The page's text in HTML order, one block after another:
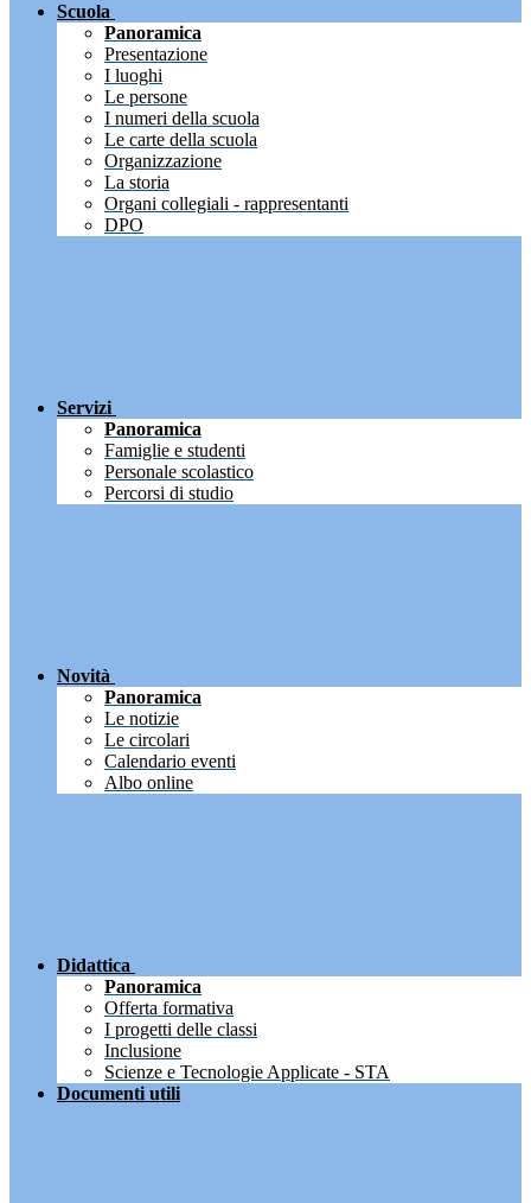
Scuola
Panoramica
Presentazione
I luoghi
Le persone
I numeri della scuola
Le carte della scuola
Organizzazione
La storia
Organi collegiali - rappresentanti
DPO
Servizi
Panoramica
Famiglie e studenti
Personale scolastico
Percorsi di studio
Novità
Panoramica
Le notizie
Le circolari
Calendario eventi
Albo online
Didattica
Panoramica
Offerta formativa
I progetti delle classi
Inclusione
Scienze e Tecnologie Applicate - STA
Documenti utili